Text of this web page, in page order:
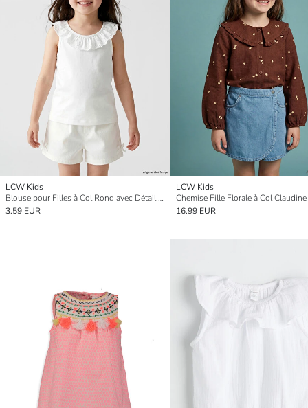
LCW Kids
Blouse pour Filles à Col Rond avec Détail Festonné
3.59 EUR
LCW Kids
Chemise Fille Florale à Col Claudine
16.99 EUR